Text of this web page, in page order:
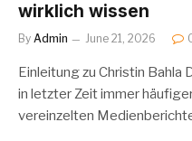
wirklich wissen
By Admin June 21, 2026
Einleitung zu Christin Bahla
in letzter Zeit immer
vereinzelten